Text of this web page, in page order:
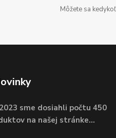
Môžete sa
sme dosiahli počtu 450
na našej stránke...